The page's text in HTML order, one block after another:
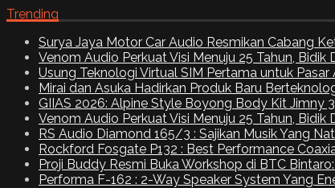
Trending
Surya Jaya Motor Car Audio Resmikan Cabang
Venom Audio Perkuat Visi Menuju 25 Tahun,
Usung Teknologi Virtual SIM Pertama untuk
Mirai dan Asuka Hadirkan Produk Baru
GIIAS 2026: Alpine Style Boyong Body Kit Jimny
Venom Audio Perkuat Visi Menuju 25 Tahun,
RS Audio Diamond 165/3 : Sajikan Musik Yang
Rockford Fosgate P132 : Best Performance
Proji Buddy Resmi Buka Workshop di BTC
Performa F-162 : 2-Way Speaker System Yang